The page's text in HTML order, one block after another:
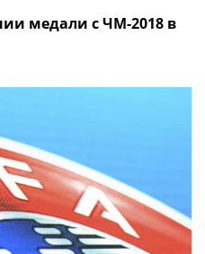
медали с ЧМ-2018 в